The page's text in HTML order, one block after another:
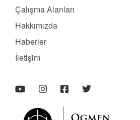
Çalışma Alanları
Hakkımızda
Haberler
İletişim